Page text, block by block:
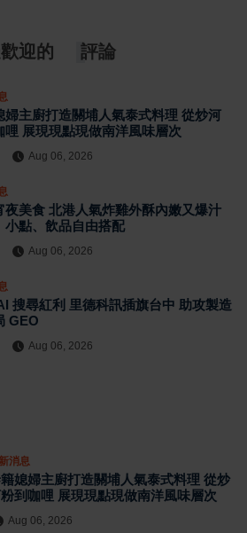
迎的 評論
婦主廚打造關埔人氣泰式料理 從炒河
哩 展現現點現做南洋風味層次
Aug 06, 2026
夜美食 北港人氣炸雞外酥內嫩又爆汁
小點、飲品自由搭配
Aug 06, 2026
搜尋紅利 里德科訊插旗台中 助攻製造
GEO
Aug 06, 2026
消息
媳婦主廚打造關埔人氣泰式料理 從炒
到咖哩 展現現點現做南洋風味層次
Aug 06, 2026